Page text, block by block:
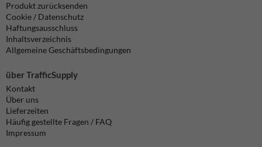
Produkt zurücksenden
Cookie / Datenschutz
Haftungsausschluss
Inhaltsverzeichnis
Allgemeine Geschäftsbedingungen
über TrafficSupply
Kontakt
Über uns
Lieferzeiten
Häufig gestellte Fragen / FAQ
Impressum